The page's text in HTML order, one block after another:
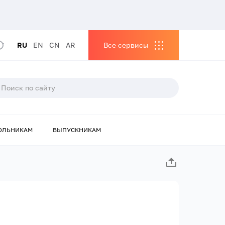
RU EN CN AR Все сервисы
ВЫПУСКНИКАМ